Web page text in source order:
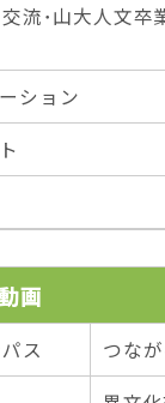
流･山大人文卒
ション
画
ス
つな